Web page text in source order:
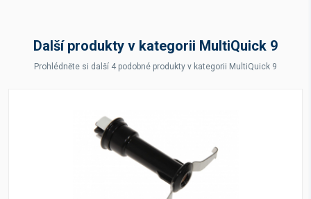
Další produkty v kategorii MultiQuick 9
Prohlédněte si další 4 podobné produkty v kategorii MultiQuick 9